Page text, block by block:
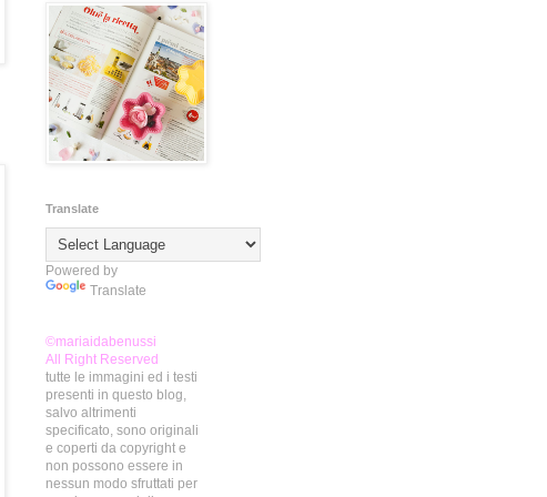
Translate
Powered by
Translate
©mariaidabenussi
All Right Reserved
tutte le immagini ed i testi
presenti in questo blog,
salvo altrimenti
specificato, sono originali
e coperti da copyright e
non possono essere in
nessun modo sfruttati per